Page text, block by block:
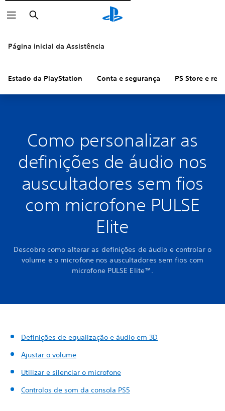
Pesquisar
Página inicial da Assistência
Estado da PlayStation Conta e segurança PS Store e
Como personalizar as
definições de áudio nos
auscultadores sem fios
com microfone PULSE
Elite
Descobre como alterar as definições de áudio e controlar o
volume e o microfone nos auscultadores sem fios com
microfone PULSE Elite™.
Definições de equalização e áudio em 3D
Ajustar o volume
Utilizar e silenciar o microfone
Controlos de som da consola PS5